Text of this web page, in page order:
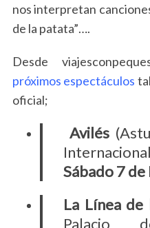
nos interpretan
de la patata”….
Desde
próximos espectáculos
oficial;
Avilés
Sábado 7
La Línea de
Palacio